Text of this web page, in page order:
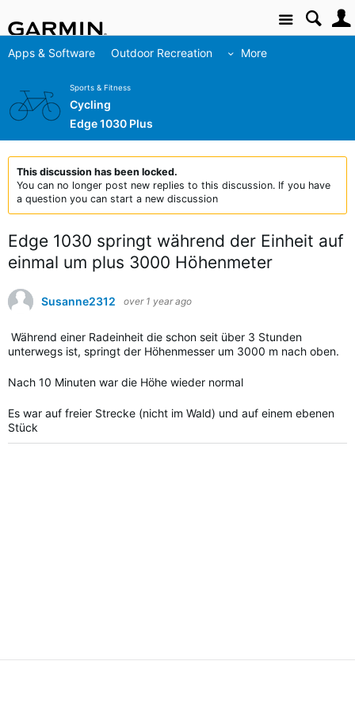
Site
Apps & Software Outdoor Recreation More
Sports & Fitness
Cycling
Edge 1030 Plus
This discussion has been locked.
You can no longer post new replies to this discussion. If you have
a question you can start a new discussion
Edge 1030 springt während der Einheit auf
einmal um plus 3000 Höhenmeter
Susanne2312 over 1 year ago
Während einer Radeinheit die schon seit über 3 Stunden
unterwegs ist, springt der Höhenmesser um 3000 m nach oben.
Nach 10 Minuten war die Höhe wieder normal
Es war auf freier Strecke (nicht im Wald) und auf einem ebenen
Stück